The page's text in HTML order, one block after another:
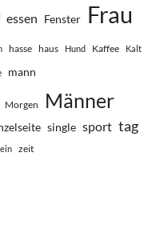
essen Fenster Frau
hasse haus Hund Kaffee Kalt
mann
Morgen Männer
single sport tag
zeit